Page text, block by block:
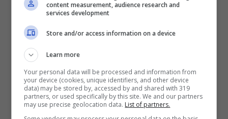
non certo positiva per i cittadini,
soprattutto, in virtù del fatto che tutto si
aggiorna automaticamente per l’inflazione,
tutti i prezzi si adeguono e salgono tranne
che gil stipendi.
content measurement, audience research and
services development
Store and/or access information on a device
Learn more
Your personal data will be processed and information from
your device (cookies, unique identifiers, and other device
data) may be stored by, accessed by and shared with 319
partners, or used specifically by this site. We and our partners
may use precise geolocation data. List of partners.